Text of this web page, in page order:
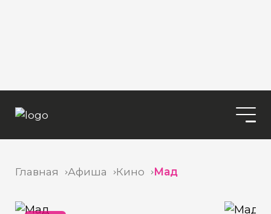
Главная Афиша Кино Мад